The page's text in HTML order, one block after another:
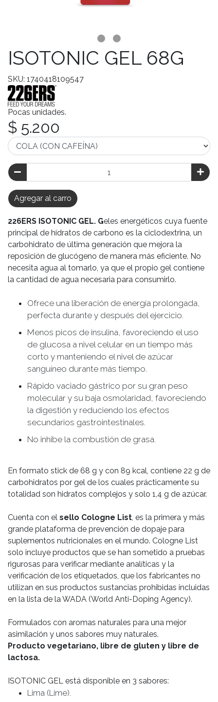
ISOTONIC GEL 68G
SKU: 1740418109547
Pocas unidades.
$ 5.200
Agregar al carro
226ERS ISOTONIC GEL. Geles energéticos cuya fuente
principal de hidratos de carbono es la ciclodextrina, un
carbohidrato de última generación que mejora la
reposición de glucógeno de manera más eficiente. No
necesita agua al tomarlo, ya que el propio gel contiene
la cantidad de agua necesaria para consumirlo.
Ofrece una liberación de energía prolongada,
perfecta durante y después del ejercicio.
Menos picos de insulina, favoreciendo el uso
de glucosa a nivel celular en un tiempo más
corto y manteniendo el nivel de azúcar
sanguíneo durante más tiempo.
Rápido vaciado gástrico por su gran peso
molecular y su baja osmolaridad, favoreciendo
la digestión y reduciendo los efectos
secundarios gastrointestinales.
No inhibe la combustión de grasa.
En formato stick de 68 g y con 89 kcal, contiene 22 g de
carbohidratos por gel de los cuales prácticamente su
totalidad son hidratos complejos y solo 1,4 g de azúcar.
Cuenta con el sello Cologne List, es la primera y más
grande plataforma de prevención de dopaje para
suplementos nutricionales en el mundo. Cologne List
solo incluye productos que se han sometido a pruebas
rigurosas para verificar mediante analíticas y la
verificación de los etiquetados, que los fabricantes no
utilizan en sus productos sustancias prohibidas incluidas
en la lista de la WADA (World Anti-Doping Agency).
Formulados con aromas naturales para una mejor
asimilación y unos sabores muy naturales.
Producto vegetariano, libre de gluten y libre de
lactosa.
ISOTONIC GEL está disponible en 3 sabores:
Lima (Lime).